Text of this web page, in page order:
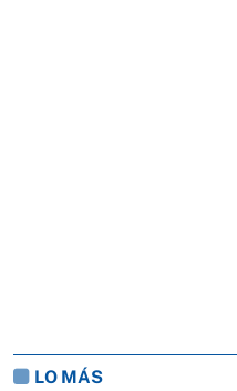
LO MÁS